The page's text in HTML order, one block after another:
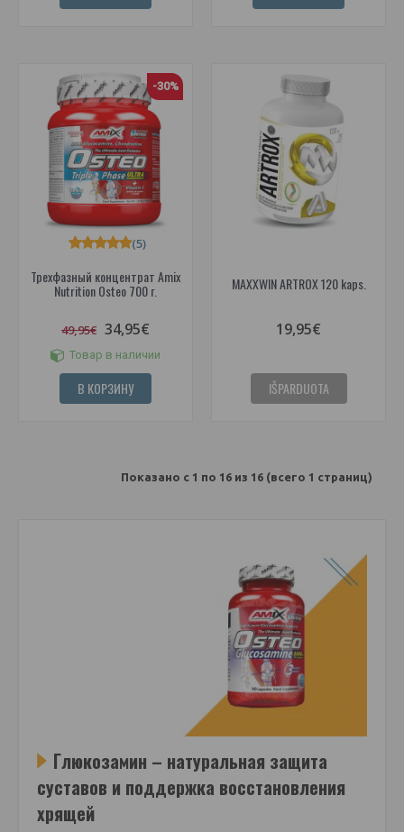
-30%
Трехфазный концентрат Amix
Nutrition Osteo 700 г.
(5)
49,95€ 34,95€
Товар в наличии
В КОРЗИНУ
MAXXWIN ARTROX 120 kaps.
19,95€
IŠPARDUOTA
Показано с 1 по 16 из 16 (всего 1 страниц)
Глюкозамин – натуральная защита
суставов и поддержка восстановления
хрящей